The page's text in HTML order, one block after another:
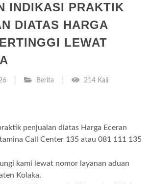
INDIKASI PRAKTIK
DIATAS HARGA
LEWAT
Berita 214 Kali
penjualan diatas Harga Eceran
Call Center 135 atau 081 111 135
kami lewat nomor layanan aduan
Kolaka.